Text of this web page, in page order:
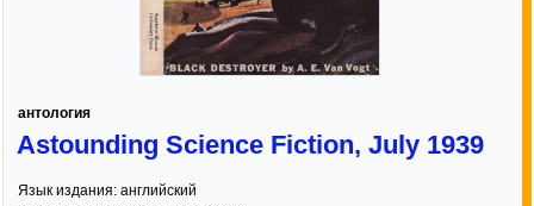
антология
Astounding Science Fiction, July 1939
Язык издания: английский